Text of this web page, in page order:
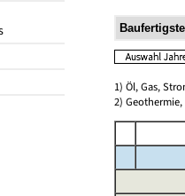
1) Öl, Gas,
2)